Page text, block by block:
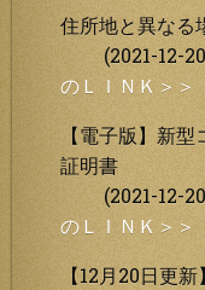
住所地と異なる
(2021-12-
のＬＩＮＫ＞＞
【電子版】新
証明書
(2021-12-
のＬＩＮＫ＞＞
【12月20日更